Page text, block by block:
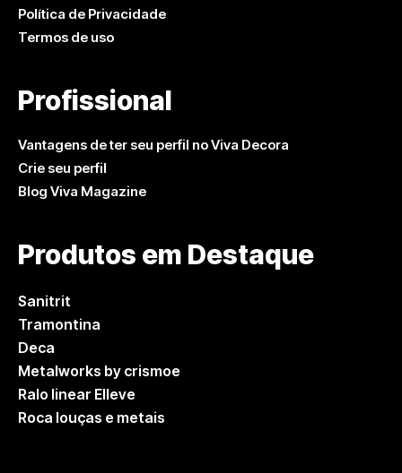
Política de Privacidade
Termos de uso
Profissional
Vantagens de ter seu perfil no Viva Decora
Crie seu perfil
Blog Viva Magazine
Produtos em Destaque
Sanitrit
Tramontina
Deca
Metalworks by crismoe
Ralo linear Elleve
Roca louças e metais